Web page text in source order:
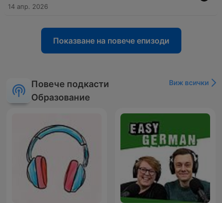
14 апр. 2026
Показване на повече епизоди
Повече подкасти
Образование
Виж всички